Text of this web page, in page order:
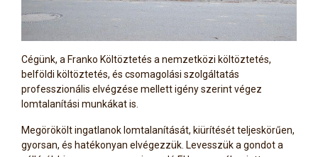
Cégünk, a Franko Költöztetés a nemzetközi költöztetés,
belföldi költöztetés, és csomagolási szolgáltatás
professzionális elvégzése mellett igény szerint végez
lomtalanítási munkákat is.
Megörökölt ingatlanok lomtalanítását, kiürítését teljeskörűen,
gyorsan, és hatékonyan elvégezzük. Levesszük a gondot a